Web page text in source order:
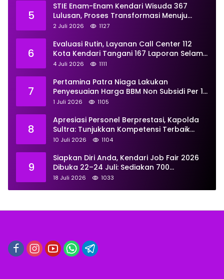
5
STIE Enam-Enam Kendari Wisuda 367
Lulusan, Proses Transformasi Menuju
Universitas Resmi Diterima
2 Juli 2026 1127
6
Evaluasi Rutin, Layanan Call Center 112
Kota Kendari Tangani 167 Laporan Selama
Juni
4 Juli 2026 1111
7
Pertamina Patra Niaga Lakukan
Penyesuaian Harga BBM Non Subsidi Per 1
Juli 2026, Berikut Rinciannya
1 Juli 2026 1105
8
Apresiasi Personel Berprestasi, Kapolda
Sultra: Tunjukkan Kompetensi Terbaik
untuk Masyarakat
10 Juli 2026 1104
9
Siapkan Diri Anda, Kendari Job Fair 2026
Dibuka 22–24 Juli: Sediakan 700
Lowongan dari 30 Perusahaan
18 Juli 2026 1033